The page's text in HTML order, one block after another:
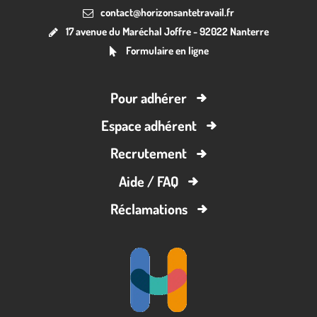
contact@horizonsantetravail.fr
17 avenue du Maréchal Joffre - 92022 Nanterre
Formulaire en ligne
Pour adhérer
Espace adhérent
Recrutement
Aide / FAQ
Réclamations